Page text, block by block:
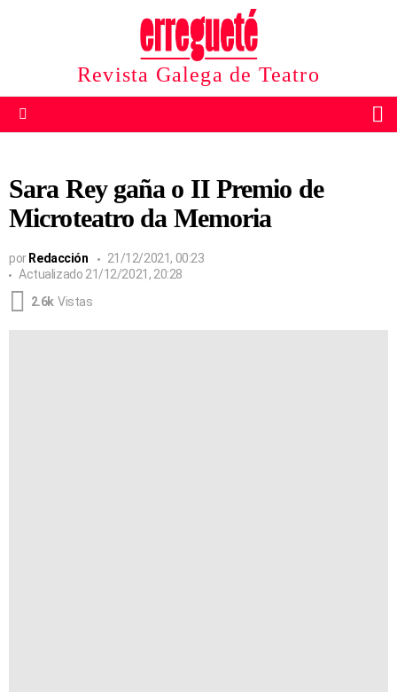
Revista Galega de Teatro
Sara Rey gaña o II Premio de
Microteatro da Memoria
por Redacción
21/12/2021, 00:23
Actualizado 21/12/2021, 20:28
2.6k Vistas